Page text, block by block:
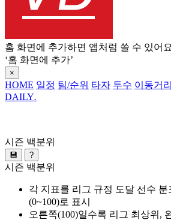
홈 화면에 추가하면 앱처럼 쓸 수 있어요
‘홈 화면에 추가’
×
HOME 일정 팀/순위 타자 투수 이동거리
DAILY.
시즌 백분위
💾 ?
시즌 백분위
각 지표를 리그 규정 도달 선수 분
(0~100)로 표시
오른쪽(100)일수록 리그 최상위,